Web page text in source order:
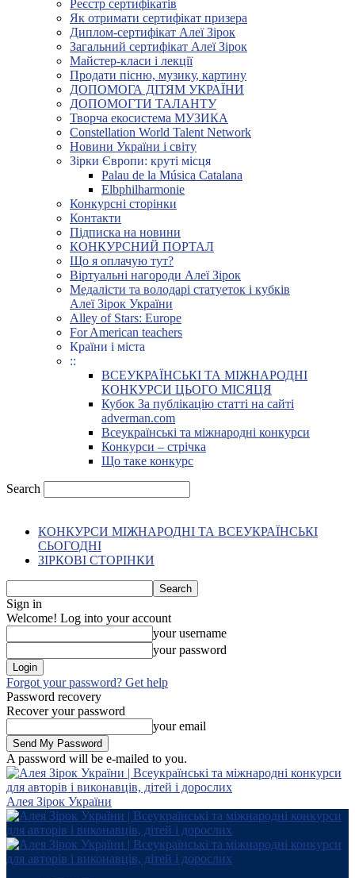
Реєстр сертифікатів
Як отримати сертифікат призера
Диплом-сертифікат Алеї Зірок
Загальний сертифікат Алеї Зірок
Майстер-класи і лекції
Продати пісню, музику, картину
ДОПОМОГА ДІТЯМ УКРАЇНИ
ДОПОМОГТИ ТАЛАНТУ
Творча екосистема МУЗИКА
Constellation World Talent Network
Новини України і світу
Зірки Європи: круті місця
Palau de la Música Catalana
Elbphilharmonie
Конкурсні сторінки
Контакти
Підписка на новини
КОНКУРСНИЙ ПОРТАЛ
Що я оплачую тут?
Віртуальні нагороди Алеї Зірок
Медалісти та володарі статуеток і кубків
Алеї Зірок України
Alley of Stars: Europe
For American teachers
Країни і міста
::
ВСЕУКРАЇНСЬКІ ТА МІЖНАРОДНІ
КОНКУРСИ ЦЬОГО МІСЯЦЯ
Кубок За публікацію статті на сайті
adverman.com
Всеукраїнські та міжнародні конкурси
Конкурси – стрічка
Що таке конкурс
Search
КОНКУРСИ МІЖНАРОДНІ ТА ВСЕУКРАЇНСЬКІ
СЬОГОДНІ
ЗІРКОВІ СТОРІНКИ
Sign in
Welcome! Log into your account
your username
your password
Forgot your password? Get help
Password recovery
Recover your password
your email
A password will be e-mailed to you.
Алея Зірок України